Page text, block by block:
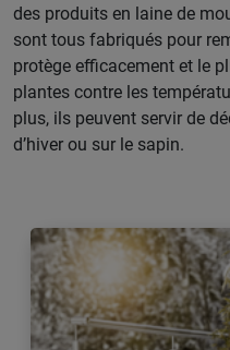
des produits en laine de
sont tous fabriqués pour
protège efficacement et le
plantes contre les
plus, ils peuvent servir de
d’hiver ou sur le sapin.